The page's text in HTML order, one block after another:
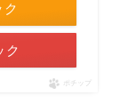
ク
ポチップ